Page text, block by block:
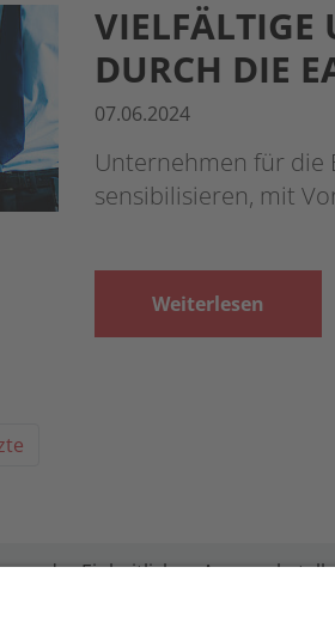
VIELFÄLTIGE
DURCH DIE
07.06.2024
Unternehmen für die
sensibilisieren, mit
Weiterlesen
der Einheitlichen
der Hessischen